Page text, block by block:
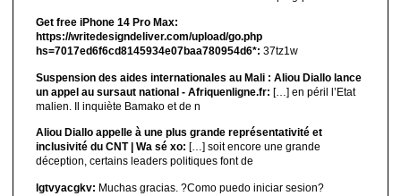
Get free iPhone 14 Pro Max:
https://writedesigndeliver.com/upload/go.php
hs=7017ed6f6cd8145934e07baa780954d6*: 37tz1w
Suspension des aides internationales au Mali : Aliou Diallo lance
un appel au sursaut national - Afriquenligne.fr: […] en péril l’Etat
malien. Il inquiète Bamako et de n
Aliou Diallo appelle à une plus grande représentativité et
inclusivité du CNT | Wa sé xo: […] soit encore une grande
déception, certains leaders politiques font de
lgtvyacgkv: Muchas gracias. ?Como puedo iniciar sesion?